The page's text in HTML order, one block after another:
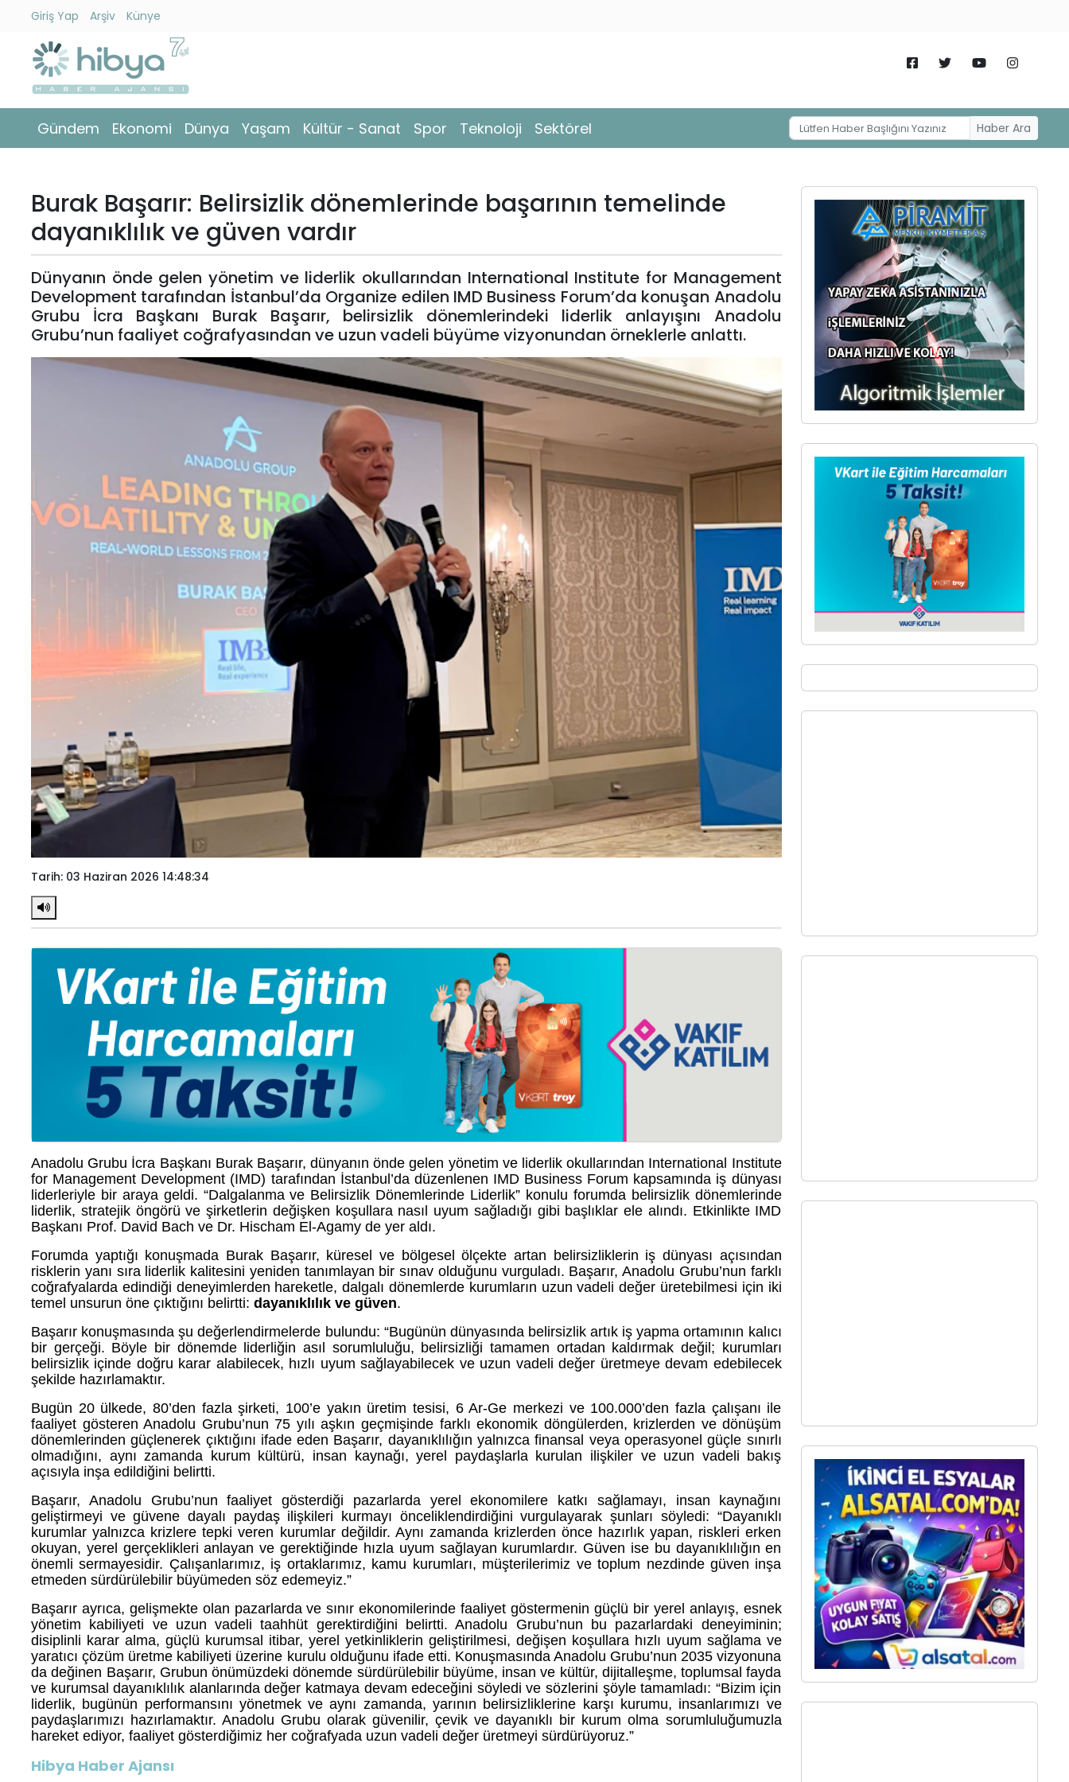
Giriş Yap Arşiv Künye
Gündem Ekonomi Dünya Yaşam Kültür - Sanat Spor Teknoloji Sektörel Haber Ara
Gündem
Ekonomi
Yaşam
Kültür
Sanat
Spor
Künye
Burak Başarır: Belirsizlik dönemlerinde başarının temelinde
dayanıklılık ve güven vardır
Dünyanın önde gelen yönetim ve liderlik okullarından International Institute for Management
Development tarafından İstanbul’da Organize edilen IMD Business Forum’da konuşan Anadolu
Grubu İcra Başkanı Burak Başarır, belirsizlik dönemlerindeki liderlik anlayışını Anadolu
Grubu’nun faaliyet coğrafyasından ve uzun vadeli büyüme vizyonundan örneklerle anlattı.
Tarih: 03 Haziran 2026 14:48:34
Anadolu Grubu İcra Başkanı Burak Başarır, dünyanın önde gelen yönetim ve liderlik okullarından International Institute
for Management Development (IMD) tarafından İstanbul’da düzenlenen IMD Business Forum kapsamında iş dünyası
liderleriyle bir araya geldi. “Dalgalanma ve Belirsizlik Dönemlerinde Liderlik” konulu forumda belirsizlik dönemlerinde
liderlik, stratejik öngörü ve şirketlerin değişken koşullara nasıl uyum sağladığı gibi başlıklar ele alındı. Etkinlikte IMD
Başkanı Prof. David Bach ve Dr. Hischam El-Agamy de yer aldı.
Forumda yaptığı konuşmada Burak Başarır, küresel ve bölgesel ölçekte artan belirsizliklerin iş dünyası açısından
risklerin yanı sıra liderlik kalitesini yeniden tanımlayan bir sınav olduğunu vurguladı. Başarır, Anadolu Grubu’nun farklı
coğrafyalarda edindiği deneyimlerden hareketle, dalgalı dönemlerde kurumların uzun vadeli değer üretebilmesi için iki
temel unsurun öne çıktığını belirtti: dayanıklılık ve güven.
Başarır konuşmasında şu değerlendirmelerde bulundu: “Bugünün dünyasında belirsizlik artık iş yapma ortamının kalıcı
bir gerçeği. Böyle bir dönemde liderliğin asıl sorumluluğu, belirsizliği tamamen ortadan kaldırmak değil; kurumları
belirsizlik içinde doğru karar alabilecek, hızlı uyum sağlayabilecek ve uzun vadeli değer üretmeye devam edebilecek
şekilde hazırlamaktır.
Bugün 20 ülkede, 80’den fazla şirketi, 100’e yakın üretim tesisi, 6 Ar-Ge merkezi ve 100.000’den fazla çalışanı ile
faaliyet gösteren Anadolu Grubu’nun 75 yılı aşkın geçmişinde farklı ekonomik döngülerden, krizlerden ve dönüşüm
dönemlerinden güçlenerek çıktığını ifade eden Başarır, dayanıklılığın yalnızca finansal veya operasyonel güçle sınırlı
olmadığını, aynı zamanda kurum kültürü, insan kaynağı, yerel paydaşlarla kurulan ilişkiler ve uzun vadeli bakış
açısıyla inşa edildiğini belirtti.
Başarır, Anadolu Grubu’nun faaliyet gösterdiği pazarlarda yerel ekonomilere katkı sağlamayı, insan kaynağını
geliştirmeyi ve güvene dayalı paydaş ilişkileri kurmayı önceliklendirdiğini vurgulayarak şunları söyledi: “Dayanıklı
kurumlar yalnızca krizlere tepki veren kurumlar değildir. Aynı zamanda krizlerden önce hazırlık yapan, riskleri erken
okuyan, yerel gerçeklikleri anlayan ve gerektiğinde hızla uyum sağlayan kurumlardır. Güven ise bu dayanıklılığın en
önemli sermayesidir. Çalışanlarımız, iş ortaklarımız, kamu kurumları, müşterilerimiz ve toplum nezdinde güven inşa
etmeden sürdürülebilir büyümeden söz edemeyiz.”
Başarır ayrıca, gelişmekte olan pazarlarda ve sınır ekonomilerinde faaliyet göstermenin güçlü bir yerel anlayış, esnek
yönetim kabiliyeti ve uzun vadeli taahhüt gerektirdiğini belirtti. Anadolu Grubu’nun bu pazarlardaki deneyiminin;
disiplinli karar alma, güçlü kurumsal itibar, yerel yetkinliklerin geliştirilmesi, değişen koşullara hızlı uyum sağlama ve
yaratıcı çözüm üretme kabiliyeti üzerine kurulu olduğunu ifade etti. Konuşmasında Anadolu Grubu’nun 2035 vizyonuna
da değinen Başarır, Grubun önümüzdeki dönemde sürdürülebilir büyüme, insan ve kültür, dijitalleşme, toplumsal fayda
ve kurumsal dayanıklılık alanlarında değer katmaya devam edeceğini söyledi ve sözlerini şöyle tamamladı: “Bizim için
liderlik, bugünün performansını yönetmek ve aynı zamanda, yarının belirsizliklerine karşı kurumu, insanlarımızı ve
paydaşlarımızı hazırlamaktır. Anadolu Grubu olarak güvenilir, çevik ve dayanıklı bir kurum olma sorumluluğumuzla
hareket ediyor, faaliyet gösterdiğimiz her coğrafyada uzun vadeli değer üretmeyi sürdürüyoruz.”
Hibya Haber Ajansı